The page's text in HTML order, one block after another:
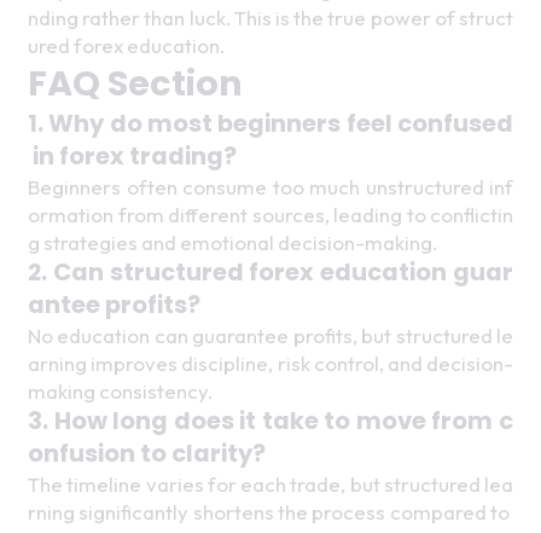
nding rather than luck. This is the true power of struct
ured forex education.
FAQ Section
1. Why do most beginners feel confused
in forex trading?
Beginners often consume too much unstructured inf
ormation from different sources, leading to conflictin
g strategies and emotional decision-making.
2. Can structured forex education guar
antee profits?
No education can guarantee profits, but structured le
arning improves discipline, risk control, and decision-
making consistency.
3. How long does it take to move from c
onfusion to clarity?
The timeline varies for each trade, but structured lea
rning significantly shortens the process compared to